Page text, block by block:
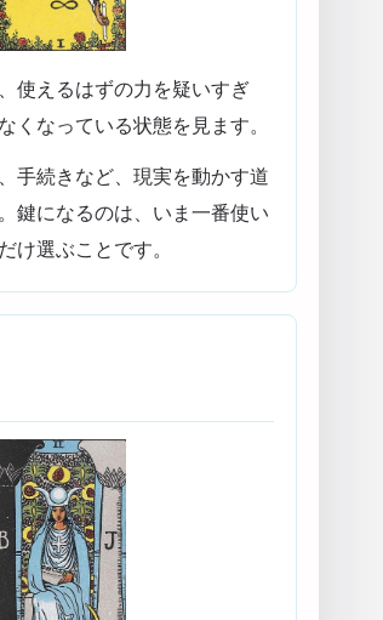
使えるはずの力を疑いすぎ
くなっている状態を見ます。
手続きなど、現実を動かす道
鍵になるのは、いま一番使い
け選ぶことです。